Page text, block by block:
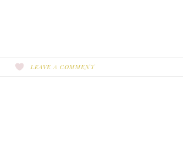
LEAVE A COMMENT